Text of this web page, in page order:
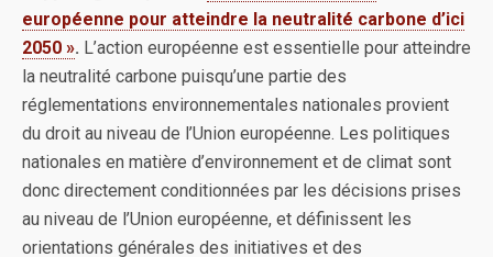
européenne pour atteindre la neutralité carbone d’ici
2050 ». L’action européenne est essentielle pour atteindre
la neutralité carbone puisqu’une partie des
réglementations environnementales nationales provient
du droit au niveau de l’Union européenne. Les politiques
nationales en matière d’environnement et de climat sont
donc directement conditionnées par les décisions prises
au niveau de l’Union européenne, et définissent les
orientations générales des initiatives et des